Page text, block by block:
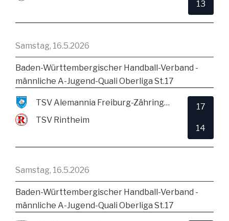
13
Samstag, 16.5.2026
Baden-Württembergischer Handball-Verband -
männliche A-Jugend-Quali Oberliga St.17
TSV Alemannia Freiburg-Zähringen
TSV Rintheim
17
14
Samstag, 16.5.2026
Baden-Württembergischer Handball-Verband -
männliche A-Jugend-Quali Oberliga St.17